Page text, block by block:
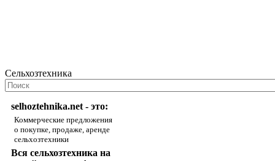
Сельхозтехника
selhoztehnika.net - это:
Коммерческие предложения
о покупке, продаже, аренде
сельхозтехники
Вся сельхозтехника на